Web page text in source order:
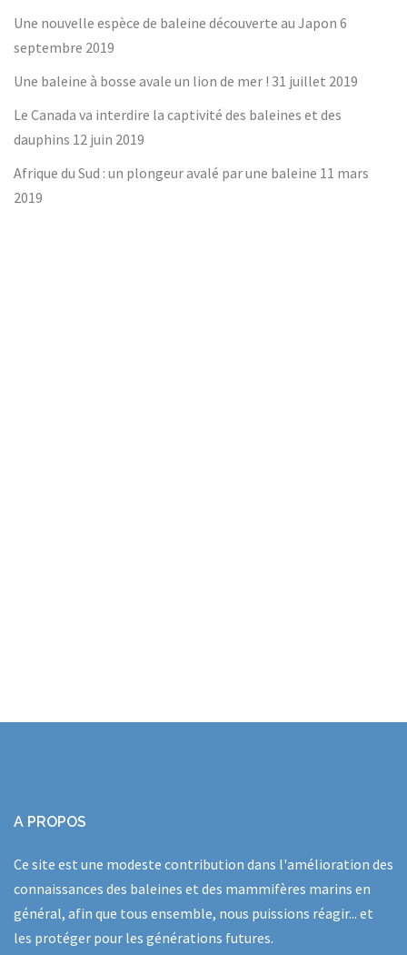
Une nouvelle espèce de baleine découverte au Japon 6
septembre 2019
Une baleine à bosse avale un lion de mer ! 31 juillet 2019
Le Canada va interdire la captivité des baleines et des
dauphins 12 juin 2019
Afrique du Sud : un plongeur avalé par une baleine 11 mars
2019
A PROPOS
Ce site est une modeste contribution dans l'amélioration des
connaissances des baleines et des mammifères marins en
général, afin que tous ensemble, nous puissions réagir... et
les protéger pour les générations futures.